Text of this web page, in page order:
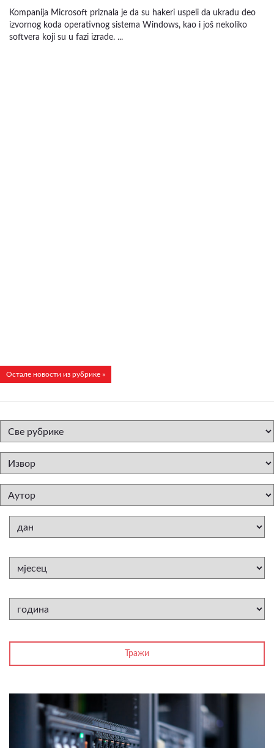
Kompanija Microsoft priznala je da su hakeri uspeli da ukradu deo
izvornog koda operativnog sistema Windows, kao i još nekoliko
softvera koji su u fazi izrade. ...
Остале новости из рубрике »